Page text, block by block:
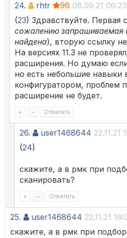
24. rhtr 96 08.09.21 06:23
(23) Здравствуйте. Первая
сожалению запрашиваемая
найдена), вторую ссылку
На версиях 11.3 не
расширения. Но думаю
но есть небольшие навыки
конфигуратором, проблем
расширение не будет.
+ – Ответить
26. user1468644 22.11.21
(24)
скажите, а в рмк при
сканировать?
+ – Ответить
25. user1468644 22.11.21
скажите, а в рмк при